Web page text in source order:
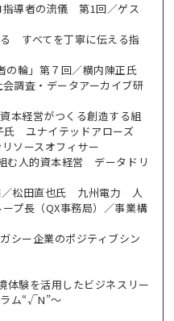
導者の流儀 第1回／ゲス
すべてを丁寧に伝える指
輪」第７回／横内陳正氏
調査・データアーカイブ研
経営がつくる創造する組
氏 ユナイテッドアローズ
ソースオフィサー
む人的資本経営 データドリ
松田直也氏 九州電力 人
プ長（QX事務局）／事業構
シー企業のポジティブシン
験を活用したビジネスリー
ム“√N”～